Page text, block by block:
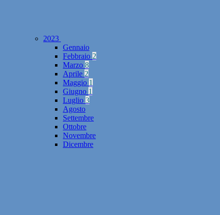
2023
Gennaio
Febbraio 2
Marzo 8
Aprile 2
Maggio 1
Giugno 1
Luglio 3
Agosto
Settembre
Ottobre
Novembre
Dicembre